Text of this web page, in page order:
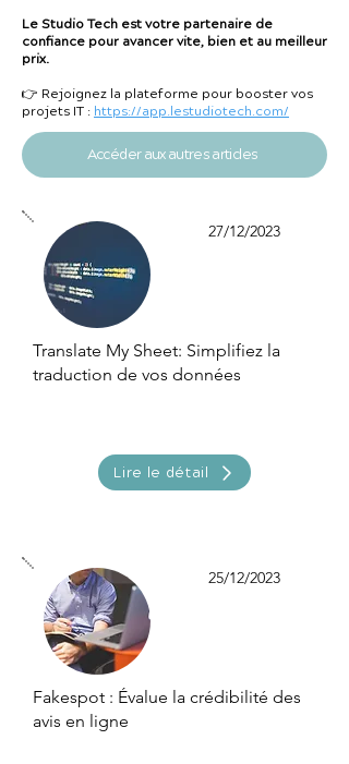
Le Studio Tech est votre partenaire de
confiance pour avancer vite, bien et au meilleur
prix.
👉 Rejoignez la plateforme pour booster vos
projets IT : https://app.lestudiotech.com/
Accéder aux autres articles
27/12/2023
Translate My Sheet: Simplifiez la
traduction de vos données
Lire le détail
25/12/2023
Fakespot : Évalue la crédibilité des
avis en ligne